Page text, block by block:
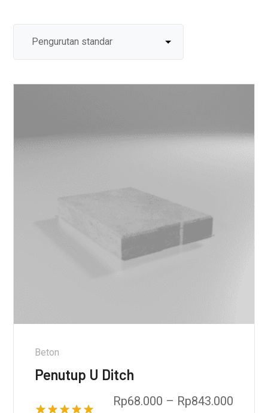
Beton
Penutup U Ditch
Rp68.000 – Rp843.000